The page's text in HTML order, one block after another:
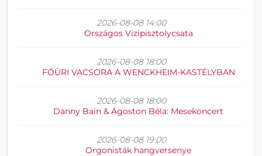
2026-08-08 14:00
Országos Vízipisztolycsata
2026-08-08 18:00
FŐÚRI VACSORA A WENCKHEIM-KASTÉLYBAN
2026-08-08 18:00
Danny Bain & Ágoston Béla: Mesekoncert
2026-08-08 19:00
Orgonisták hangversenye